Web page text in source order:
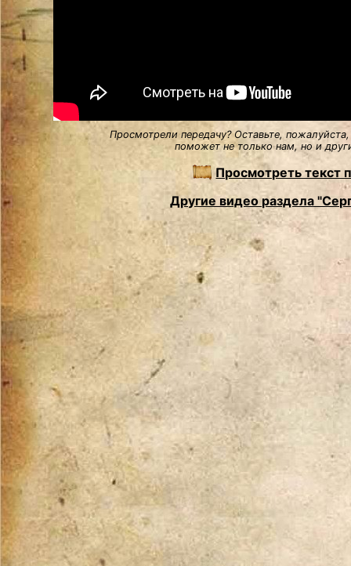
Просмотрели передачу? Оставьте,
поможет не только нам, но и
Просмотреть текст
Другие видео раздела